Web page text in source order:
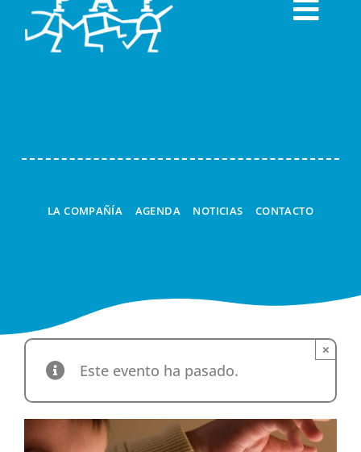
LA COMPAÑÍA AGENDA NOTICIAS CONTACTO
Este evento ha pasado.
×